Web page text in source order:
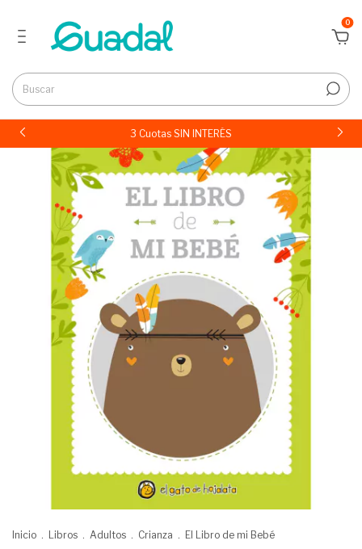
0
3 Cuotas SIN INTERÉS
Inicio . Libros . Adultos . Crianza . El Libro de mi Bebé